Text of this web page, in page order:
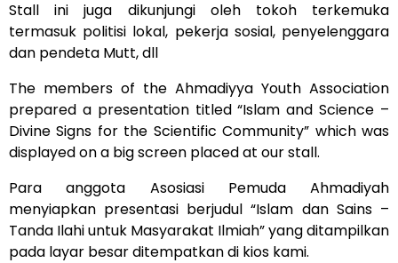
Stall ini juga dikunjungi oleh tokoh terkemuka
termasuk politisi lokal, pekerja sosial, penyelenggara
dan pendeta Mutt, dll
The members of the Ahmadiyya Youth Association
prepared a presentation titled “Islam and Science –
Divine Signs for the Scientific Community” which was
displayed on a big screen placed at our stall.
Para anggota Asosiasi Pemuda Ahmadiyah
menyiapkan presentasi berjudul “Islam dan Sains –
Tanda Ilahi untuk Masyarakat Ilmiah” yang ditampilkan
pada layar besar ditempatkan di kios kami.